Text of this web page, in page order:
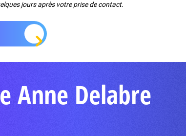
jours après votre prise de contact.
Anne Delabre